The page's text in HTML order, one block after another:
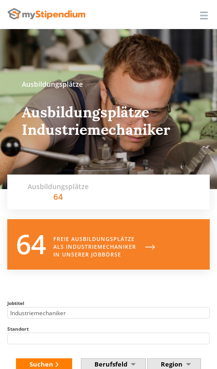
Ausbildungsplätze
Ausbildungsplätze
Industriemechaniker
Ausbildungsplätze
64
64
FREIE AUSBILDUNGSPLÄTZE
ALS INDUSTRIEMECHANIKER
IN UNSERER JOBBÖRSE
Jobtitel
Standort
Suchen Berufsfeld Region